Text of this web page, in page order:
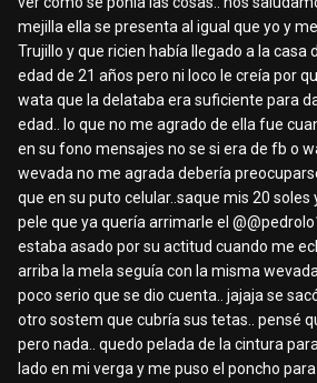
mejilla ella se presenta al igual que yo y
Trujillo y que ricien había llegado a la casa
edad de 21 años pero ni loco le creía por
wata que la delataba era suficiente para
edad.. lo que no me agrado de ella fue
en su fono mensajes no se si era de fb o
wevada no me agrada debería
que en su puto celular..saque mis 20
pele que ya quería arrimarle el @
estaba asado por su actitud cuando me
arriba la mela seguía con la misma
poco serio que se dio cuenta.. jajaja se
otro sostem que cubría sus tetas.. pensé
pero nada.. quedo pelada de la cintura
lado en mi verga y me puso el poncho